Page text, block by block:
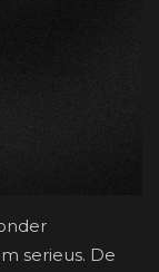
serieus. De